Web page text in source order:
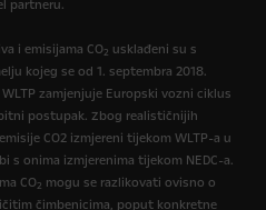
partneru.
i emisijama CO2 usklađeni su s
kojeg se od 1. septembra 2018.
zamjenjuje Europski vozni ciklus
postupak. Zbog realističnijih
CO2 izmjereni tijekom WLTP-a u
s onima izmjerenima tijekom NEDC-a.
CO2 mogu se razlikovati ovisno o
čimbenicima, poput konkretne